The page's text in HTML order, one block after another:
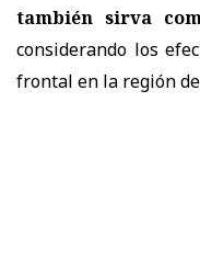
también sirva
considerando los
frontal en la región